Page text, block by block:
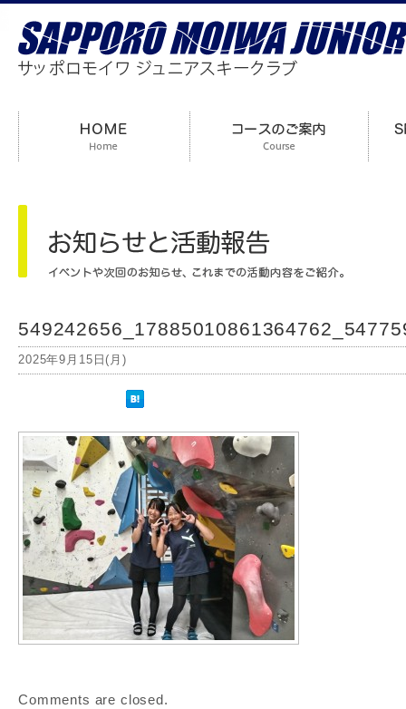
2025年9月15日(月)
Comments are closed.